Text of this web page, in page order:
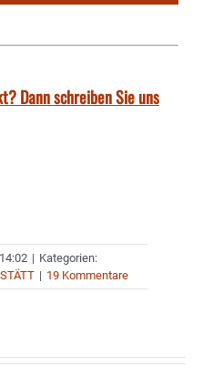
Dann schreiben Sie uns
| Kategorien:
| 19 Kommentare